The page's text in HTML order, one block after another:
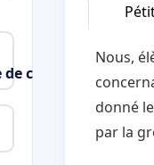
Nous,
donné
par la
crédit